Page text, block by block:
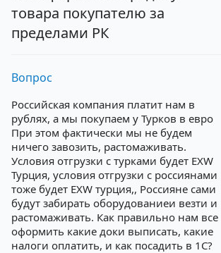
товара покупателю за
пределами РК
Вопрос
Российская компания платит нам в
рублях, а мы покупаем у Турков в евро
При этом фактически мы не будем
ничего завозить, растомаживать.
Условия отгрузки с турками будет EXW
Турция, условия отгрузки с россиянами
тоже будет EXW турция,, Россияне сами
будут забирать оборудованиеи везти и
растомаживать. Как правильно нам все
оформить какие доки выписать, какие
налоги оплатить, и как посадить в 1С?